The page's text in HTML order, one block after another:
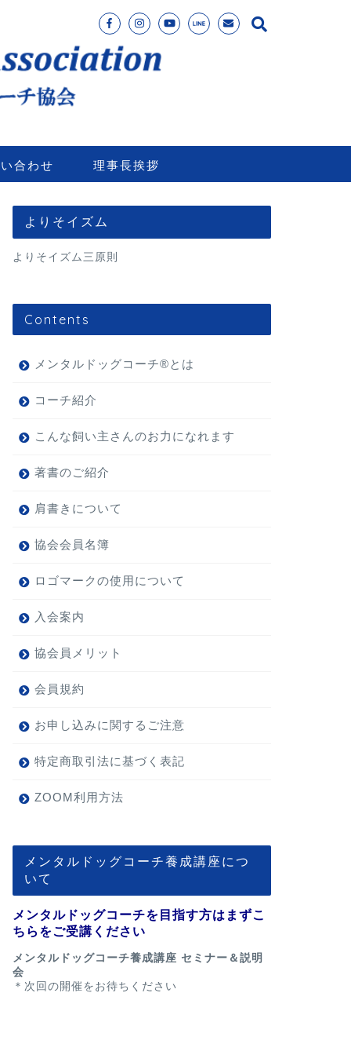
合わせ 理事長挨拶
よりそイズム
よりそイズム三原則
Contents
メンタルドッグコーチ®とは
コーチ紹介
こんな飼い主さんのお力になれます
著書のご紹介
肩書きについて
協会会員名簿
ロゴマークの使用について
入会案内
協会員メリット
会員規約
お申し込みに関するご注意
特定商取引法に基づく表記
ZOOM利用方法
メンタルドッグコーチ養成講座につ
いて
メンタルドッグコーチを目指す方はまずこ
ちらをご受講ください
メンタルドッグコーチ養成講座 セミナー＆説明
会
＊次回の開催をお待ちください